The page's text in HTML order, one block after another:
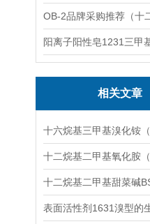
阳离子阳性皂1231三甲
相关文章